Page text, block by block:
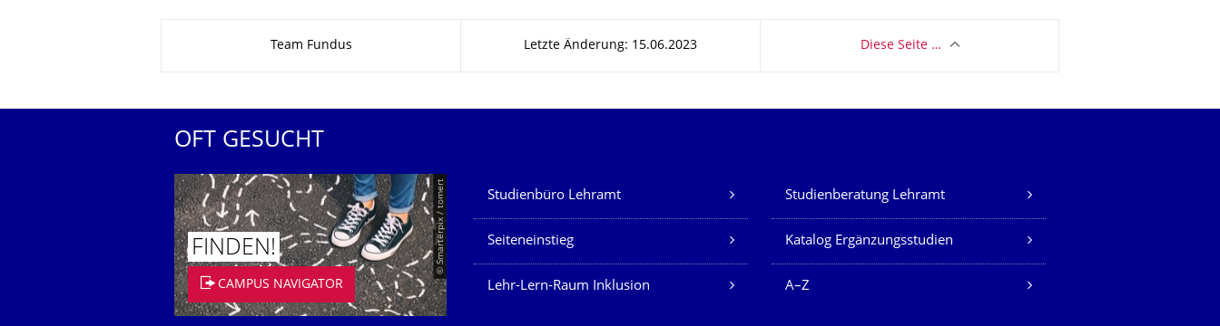
Team Fundus Letzte Änderung: 15.06.2023 Diese Seite …
OFT GESUCHT
© Smarterpix / tomert
FINDEN!
CAMPUS NAVIGATOR
Unsere Dienste
Studienbüro Lehramt Studienberatung Lehramt
Seiteneinstieg Katalog Ergänzungsstudien
Lehr-Lern-Raum Inklusion A–Z